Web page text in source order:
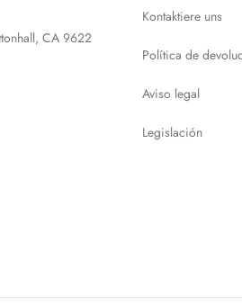
CA 9622
Kontaktiere uns
Política de
Aviso legal
Legislación